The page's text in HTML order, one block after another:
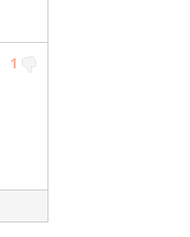
1